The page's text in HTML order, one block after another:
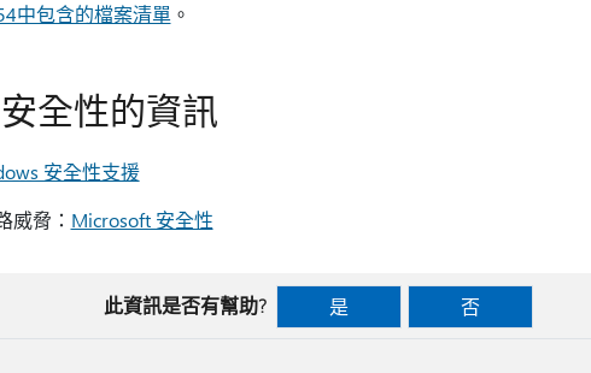
中包含的檔案清單。
全性的資訊
安全性支援
威脅： Microsoft 安全性
此資訊是否有幫助? 是 否